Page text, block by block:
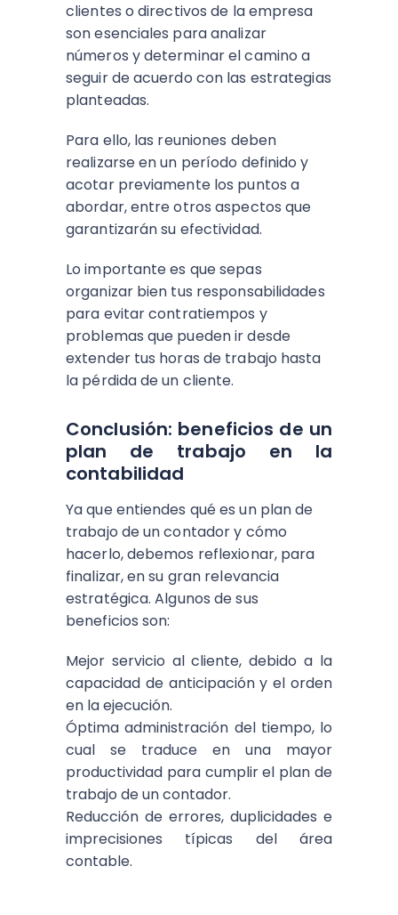
clientes o directivos de la empresa
son esenciales para analizar
números y determinar el camino a
seguir de acuerdo con las estrategias
planteadas.
Para ello, las reuniones deben
realizarse en un período definido y
acotar previamente los puntos a
abordar, entre otros aspectos que
garantizarán su efectividad.
Lo importante es que sepas
organizar bien tus responsabilidades
para evitar contratiempos y
problemas que pueden ir desde
extender tus horas de trabajo hasta
la pérdida de un cliente.
Conclusión: beneficios de un
plan de trabajo en la
contabilidad
Ya que entiendes qué es un plan de
trabajo de un contador y cómo
hacerlo, debemos reflexionar, para
finalizar, en su gran relevancia
estratégica. Algunos de sus
beneficios son:
Mejor servicio al cliente, debido a la
capacidad de anticipación y el orden
en la ejecución.
Óptima administración del tiempo, lo
cual se traduce en una mayor
productividad para cumplir el plan de
trabajo de un contador.
Reducción de errores, duplicidades e
imprecisiones típicas del área
contable.